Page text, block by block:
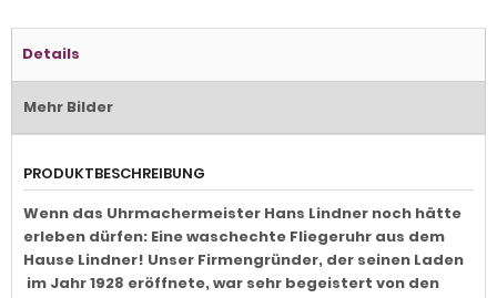
Details
Mehr Bilder
PRODUKTBESCHREIBUNG
Wenn das Uhrmachermeister Hans Lindner noch hätte
erleben dürfen: Eine waschechte Fliegeruhr aus dem
Hause Lindner! Unser Firmengründer, der seinen Laden
im Jahr 1928 eröffnete, war sehr begeistert von den